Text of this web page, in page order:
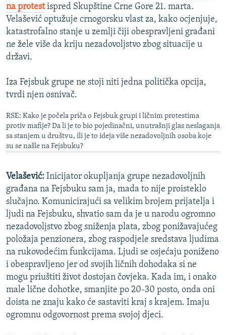
SVE KARTE DEJTONA
NASTANAK I RASPAD JUGOSLAVIJE
na protestispred Skupštine Crne Gore 21. marta.
Velašević optužuje crnogorsku vlast za, kako ocjenjuje,
katastrofalno stanje u zemlji čiji obespravljeni građani
ne žele više da kriju nezadovoljstvo zbog situacije u
državi.
Iza Fejsbuk grupe ne stoji niti jedna politička opcija,
tvrdi njen osnivač.
RSE: Kako je počela priča o Fejsbuk grupi i ličnim protestima
protiv mafije? Da li je to bio pojedinačni, unutrašnji glas neslaganja
sa stanjem u društvu, ili je to ideja više nezadovoljnih osoba koje
su se našle na Fejsbuku?
Velašević: Inicijator okupljanja grupe nezadovoljnih
građana na Fejsbuku sam ja, mada to nije proisteklo
slučajno. Komunicirajući sa velikim brojem prijatelja i
ljudi na Fejsbuku, shvatio sam da je u narodu ogromno
nezadovoljstvo zbog sniženja plata, zbog ponižavajućeg
položaja penzionera, zbog raspodjele sredstava ljudima
na rukovodećim funkcijama. Ljudi se osjećaju poniženo
i obespravljeno jer od svojih ličnih dohodaka si ne
mogu priuštiti život dostojan čovjeka. Kada im, i onako
male lične dohotke, smanjite po 20-30 posto, onda oni
doista ne znaju kako će sastaviti kraj s krajem. Imaju
ogromnu odgovornost prema svojoj djeci.